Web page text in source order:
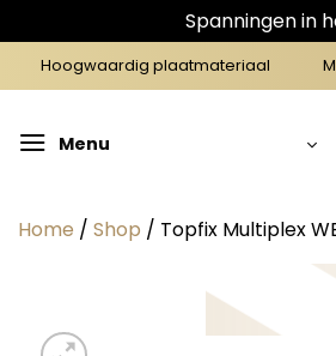
Spanningen in
naar
Hoogwaardig plaatmateriaal
Menu
Home / Shop / Topfix Multiplex